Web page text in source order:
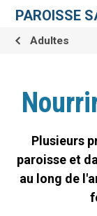
contenu.
personnelsPAROISSE
Adultes
Plusieurs
paroisse et
au long de